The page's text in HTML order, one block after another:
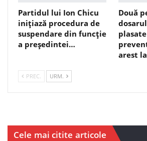
Partidul lui Ion Chicu
inițiază procedura de
suspendare din funcție
a președintei…
Două
arest
PREC. URM.
Cele mai citite articole